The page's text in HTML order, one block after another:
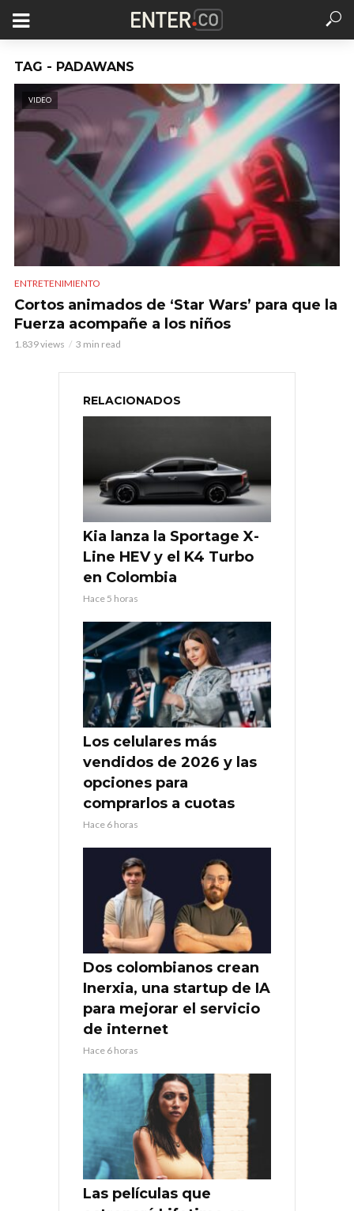
TAG - PADAWANS
VIDEO
ENTRETENIMIENTO
Cortos animados de ‘Star Wars’ para que la
Fuerza acompañe a los niños
1.839 views 3 min read
RELACIONADOS
Kia lanza la Sportage X-
Line HEV y el K4 Turbo
en Colombia
Hace 5 horas
Los celulares más
vendidos de 2026 y las
opciones para
comprarlos a cuotas
Hace 6 horas
Dos colombianos crean
Inerxia, una startup de IA
para mejorar el servicio
de internet
Hace 6 horas
Las películas que